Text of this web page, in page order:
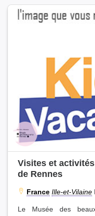
Visites et
de Rennes
France Ille-et-Vilaine
Le Musée des